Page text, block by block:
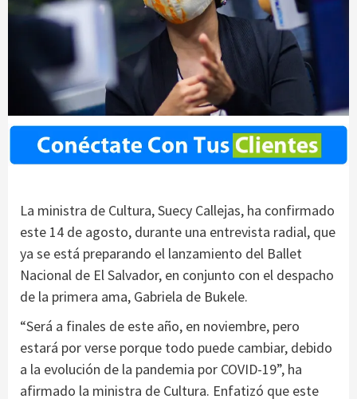
La ministra de Cultura, Suecy Callejas, ha confirmado
este 14 de agosto, durante una entrevista radial, que
ya se está preparando el lanzamiento del Ballet
Nacional de El Salvador, en conjunto con el despacho
de la primera ama, Gabriela de Bukele.
“Será a finales de este año, en noviembre, pero
estará por verse porque todo puede cambiar, debido
a la evolución de la pandemia por COVID-19”, ha
afirmado la ministra de Cultura. Enfatizó que este